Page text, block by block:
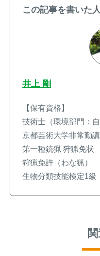
この記事を書いた人
井上 剛
【保有資格】
技術士（環境部門：自
京都芸術大学非常勤
第一種銃猟 狩猟免状
狩猟免許（わな猟）
生物分類技能検定1級